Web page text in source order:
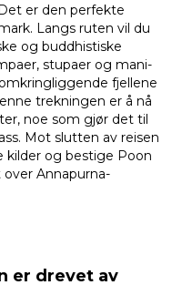
er den perfekte
Langs ruten vil du
og buddhistiske
stupaer og mani-
fjellene
trekningen er å nå
noe som gjør det til
Mot slutten av reisen
kilder og bestige Poon
Annapurna-
er drevet av